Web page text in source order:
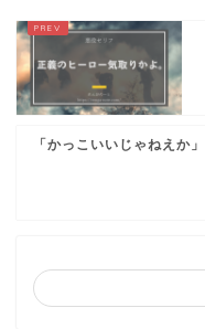
「かっこいいじゃねえか」